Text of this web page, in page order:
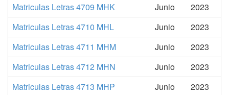
Matriculas Letras 4709 MHK
Junio
2023
Matriculas Letras 4710 MHL
Junio
2023
Matriculas Letras 4711 MHM
Junio
2023
Matriculas Letras 4712 MHN
Junio
2023
Matriculas Letras 4713 MHP
Junio
2023